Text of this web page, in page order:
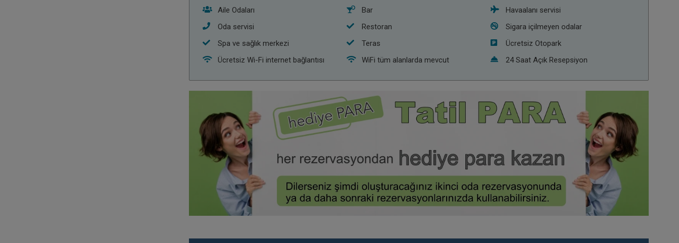
Aile Odaları Bar
Havaalanı servisi
Oda servisi
Restoran
Sigara içilmeyen odalar
Spa ve sağlık merkezi
Teras
Ücretsiz Otopark
Ücretsiz Wi-Fi internet bağlantısı
WiFi tüm alanlarda mevcut 24 Saat Açık Resepsiyon